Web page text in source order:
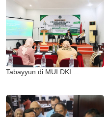
Tabayyun di MUI DKI ...